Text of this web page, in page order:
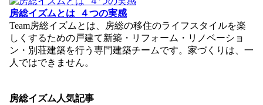
房総イズムとは_４つの実感
Team房総イズムとは、房総の移住のライフスタイルを楽
しくするための戸建て新築・リフォーム・リノベーショ
ン・別荘建築を行う専門建築チームです。家づくりは、一
人ではできません。
房総イズム人気記事